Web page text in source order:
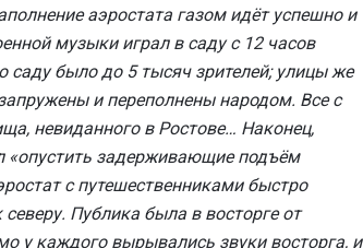
аэростата газом идёт успешно и
музыки играл в саду с 12 часов
саду было до 5 тысяч зрителей; улицы же
и переполнены народом. Все с
невиданного в Ростове… Наконец,
«опустить задерживающие подъём
с путешественниками быстро
Публика была в восторге от
у каждого вырывались звуки восторга, и